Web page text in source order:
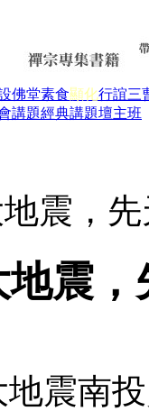
佛堂素食顯化行誼三
講題經典講題壇主班
震，
地震
地震南